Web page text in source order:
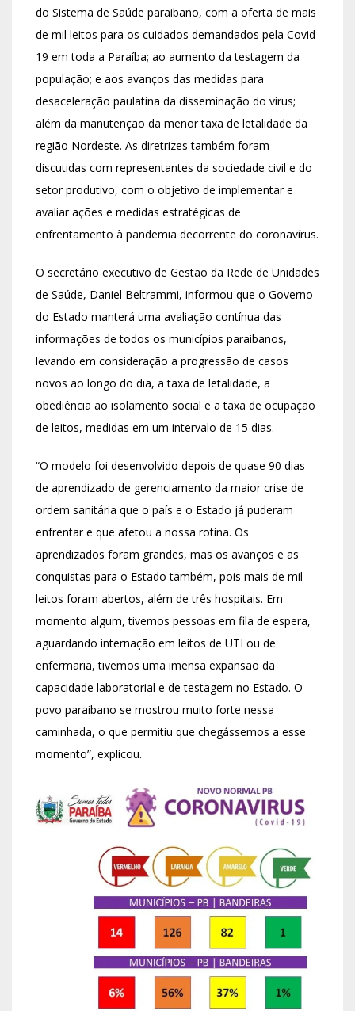
do Sistema de Saúde paraibano, com a oferta de mais
de mil leitos para os cuidados demandados pela Covid-
19 em toda a Paraíba; ao aumento da testagem da
população; e aos avanços das medidas para
desaceleração paulatina da disseminação do vírus;
além da manutenção da menor taxa de letalidade da
região Nordeste. As diretrizes também foram
discutidas com representantes da sociedade civil e do
setor produtivo, com o objetivo de implementar e
avaliar ações e medidas estratégicas de
enfrentamento à pandemia decorrente do coronavírus.
O secretário executivo de Gestão da Rede de Unidades
de Saúde, Daniel Beltrammi, informou que o Governo
do Estado manterá uma avaliação contínua das
informações de todos os municípios paraibanos,
levando em consideração a progressão de casos
novos ao longo do dia, a taxa de letalidade, a
obediência ao isolamento social e a taxa de ocupação
de leitos, medidas em um intervalo de 15 dias.
“O modelo foi desenvolvido depois de quase 90 dias
de aprendizado de gerenciamento da maior crise de
ordem sanitária que o país e o Estado já puderam
enfrentar e que afetou a nossa rotina. Os
aprendizados foram grandes, mas os avanços e as
conquistas para o Estado também, pois mais de mil
leitos foram abertos, além de três hospitais. Em
momento algum, tivemos pessoas em fila de espera,
aguardando internação em leitos de UTI ou de
enfermaria, tivemos uma imensa expansão da
capacidade laboratorial e de testagem no Estado. O
povo paraibano se mostrou muito forte nessa
caminhada, o que permitiu que chegássemos a esse
momento”, explicou.